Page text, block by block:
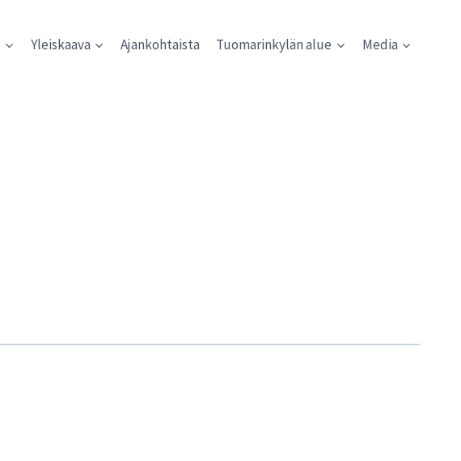
Yleiskaava Ajankohtaista Tuomarinkylän alue Media